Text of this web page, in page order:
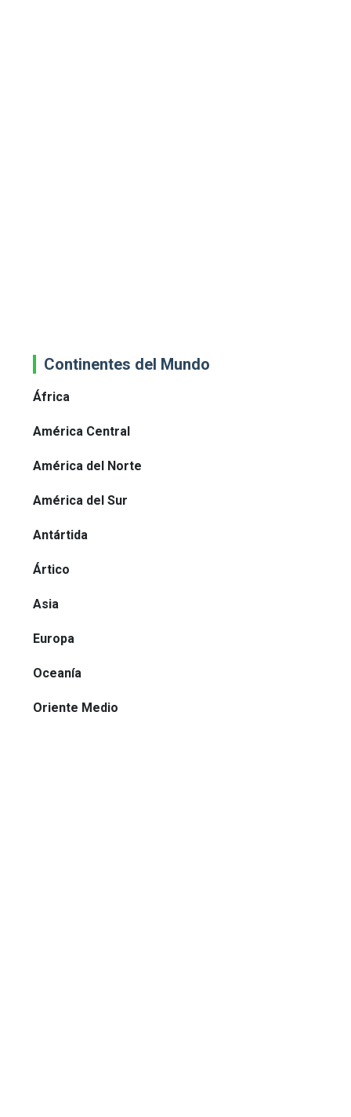
Continentes del Mundo
África
América Central
América del Norte
América del Sur
Antártida
Ártico
Asia
Europa
Oceanía
Oriente Medio